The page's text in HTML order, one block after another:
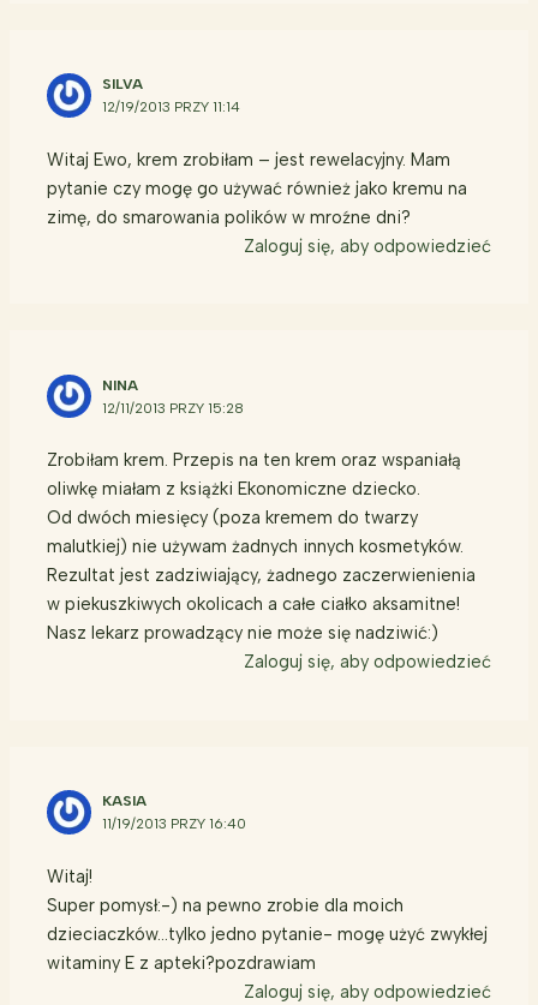
SILVA
12/19/2013 PRZY 11:14
Witaj Ewo, krem zrobiłam – jest rewelacyjny. Mam
pytanie czy mogę go używać również jako kremu na
zimę, do smarowania polików w mroźne dni?
Zaloguj się, aby odpowiedzieć
NINA
12/11/2013 PRZY 15:28
Zrobiłam krem. Przepis na ten krem oraz wspaniałą
oliwkę miałam z książki Ekonomiczne dziecko.
Od dwóch miesięcy (poza kremem do twarzy
malutkiej) nie używam żadnych innych kosmetyków.
Rezultat jest zadziwiający, żadnego zaczerwienienia
w piekuszkiwych okolicach a całe ciałko aksamitne!
Nasz lekarz prowadzący nie może się nadziwić:)
Zaloguj się, aby odpowiedzieć
KASIA
11/19/2013 PRZY 16:40
Witaj!
Super pomysł:-) na pewno zrobie dla moich
dzieciaczków…tylko jedno pytanie- mogę użyć zwykłej
witaminy E z apteki?pozdrawiam
Zaloguj się, aby odpowiedzieć